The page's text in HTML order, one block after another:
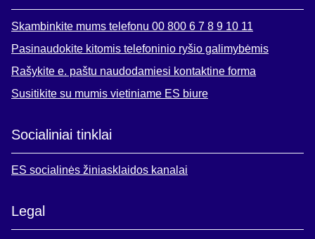
Skambinkite mums telefonu 00 800 6 7 8 9 10 11
Pasinaudokite kitomis telefoninio ryšio galimybėmis
Rašykite e. paštu naudodamiesi kontaktine forma
Susitikite su mumis vietiniame ES biure
Socialiniai tinklai
ES socialinės žiniasklaidos kanalai
Legal